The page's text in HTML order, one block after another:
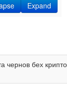
Expand
чернов бех